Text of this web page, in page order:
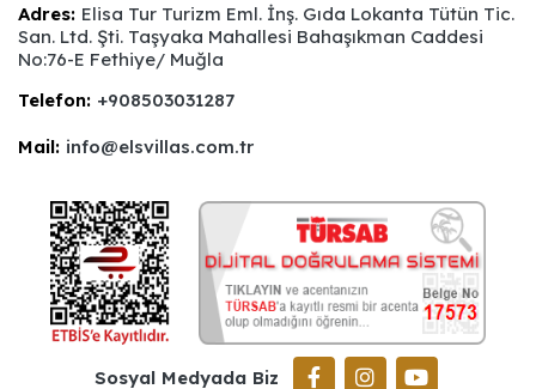
Adres: Elisa Tur Turizm Eml. İnş. Gıda Lokanta Tütün Tic.
San. Ltd. Şti. Taşyaka Mahallesi Bahaşıkman Caddesi
No:76-E Fethiye/ Muğla
Telefon: +908503031287
Mail: info@elsvillas.com.tr
Sosyal Medyada Biz